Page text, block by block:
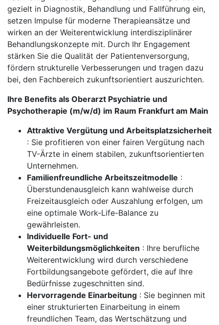
gezielt in Diagnostik, Behandlung und Fallführung ein,
setzen Impulse für moderne Therapieansätze und
wirken an der Weiterentwicklung interdisziplinärer
Behandlungskonzepte mit. Durch Ihr Engagement
stärken Sie die Qualität der Patientenversorgung,
fördern strukturelle Verbesserungen und tragen dazu
bei, den Fachbereich zukunftsorientiert auszurichten.
Ihre Benefits als Oberarzt Psychiatrie und
Psychotherapie (m/w/d) im Raum Frankfurt am Main
Attraktive Vergütung und Arbeitsplatzsicherheit
: Sie profitieren von einer fairen Vergütung nach
TV-Ärzte in einem stabilen, zukunftsorientierten
Unternehmen.
Familienfreundliche Arbeitszeitmodelle :
Überstundenausgleich kann wahlweise durch
Freizeitausgleich oder Auszahlung erfolgen, um
eine optimale Work-Life-Balance zu
gewährleisten.
Individuelle Fort- und
Weiterbildungsmöglichkeiten : Ihre berufliche
Weiterentwicklung wird durch verschiedene
Fortbildungsangebote gefördert, die auf Ihre
Bedürfnisse zugeschnitten sind.
Hervorragende Einarbeitung : Sie beginnen mit
einer strukturierten Einarbeitung in einem
freundlichen Team, das Wertschätzung und